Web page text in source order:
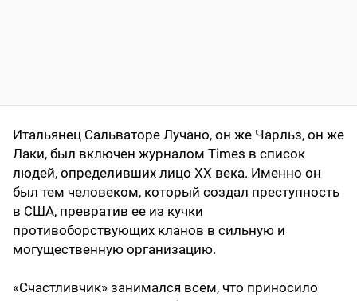
Итальянец Сальваторе Лучано, он же Чарльз, он же
Лаки, был включен журналом Times в список
людей, определивших лицо XX века. Именно он
был тем человеком, который создал преступность
в США, превратив ее из кучки
противоборствующих кланов в сильную и
могущественную организацию.
«Счастливчик» занимался всем, что приносило